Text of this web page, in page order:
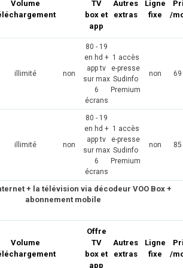
Volume
TV
box et
app
Autres
extras
Ligne
fixe
/
illimité non
80 - 19
en hd +
app tv
sur max
6
écrans
1 accès
e-presse
Sudinfo
Premium
non
illimité non
80 - 19
en hd +
app tv
sur max
6
écrans
1 accès
e-presse
Sudinfo
Premium
non
+ la télévision via décodeur VOO Box +
abonnement mobile
Volume
Offre
TV
box et
app
Autres
extras
Ligne
fixe
/